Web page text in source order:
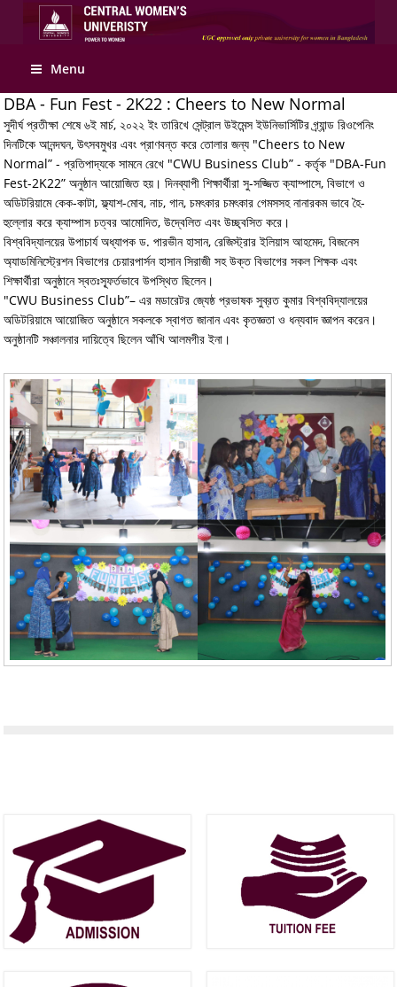
Apply Online
Menu
DBA - Fun Fest - 2K22 : Cheers to New Normal
সুদীর্ঘ প্রতীক্ষা শেষে ৬ই মার্চ, ২০২২ ইং তারিখে সেন্ট্রাল উইমেন্স ইউনিভার্সিটির গ্র্যান্ড রিওপেনিং
দিনটিকে আনন্দঘন, উৎসবমুখর এবং প্রাণবন্ত করে তোলার জন্য "Cheers to New
Normal” - প্রতিপাদ্যকে সামনে রেখে "CWU Business Club” - কর্তৃক "DBA-Fun
Fest-2K22” অনুষ্ঠান আয়োজিত হয়। দিনব্যাপী শিক্ষার্থীরা সু-সজ্জিত ক্যাম্পাসে, বিভাগে ও
অডিটরিয়ামে কেক-কাটা, ফ্ল্যাশ-মোব, নাচ, গান, চমৎকার চমৎকার গেমসসহ নানারকম ভাবে হৈ-
হুল্লোর করে ক্যাম্পাস চত্বর আমোদিত, উদ্বেলিত এবং উচ্ছ্বসিত করে।
বিশ্ববিদ্যালয়ের উপাচার্য অধ্যাপক ড. পারভীন হাসান, রেজিস্ট্রার ইলিয়াস আহমেদ, বিজনেস
অ্যাডমিনিস্ট্রেশন বিভাগের চেয়ারপার্সন হাসান সিরাজী সহ উক্ত বিভাগের সকল শিক্ষক এবং
শিক্ষার্থীরা অনুষ্ঠানে স্বতঃস্ফূর্তভাবে উপস্থিত ছিলেন।
"CWU Business Club”– এর মডারেটর জ্যেষ্ঠ প্রভাষক সুব্রত কুমার বিশ্ববিদ্যালয়ের
অডিটরিয়ামে আয়োজিত অনুষ্ঠানে সকলকে স্বাগত জানান এবং কৃতজ্ঞতা ও ধন্যবাদ জ্ঞাপন করেন।
অনুষ্ঠানটি সঞ্চালনার দায়িত্বে ছিলেন আঁখি আলমগীর ইনা।